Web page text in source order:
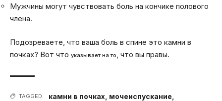
Мужчины могут чувствовать боль на кончике полового
члена.
Подозреваете, что ваша боль в спине это камни в
почках? Вот что указывает на то, что вы правы.
TAGGED: камни в почках мочеиспускание